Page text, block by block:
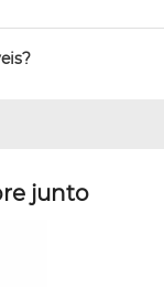
junto